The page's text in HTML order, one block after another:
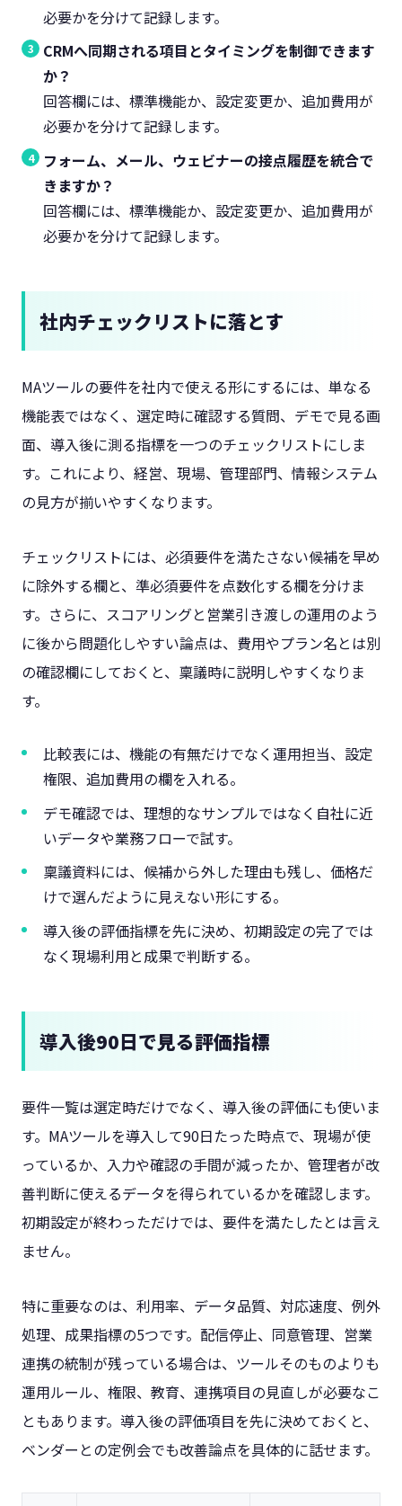
必要かを分けて記録します。
CRMへ同期される項目とタイミングを制御できます
か？
回答欄には、標準機能か、設定変更か、追加費用が
必要かを分けて記録します。
フォーム、メール、ウェビナーの接点履歴を統合で
きますか？
回答欄には、標準機能か、設定変更か、追加費用が
必要かを分けて記録します。
社内チェックリストに落とす
MAツールの要件を社内で使える形にするには、単なる
機能表ではなく、選定時に確認する質問、デモで見る画
面、導入後に測る指標を一つのチェックリストにしま
す。これにより、経営、現場、管理部門、情報システム
の見方が揃いやすくなります。
チェックリストには、必須要件を満たさない候補を早め
に除外する欄と、準必須要件を点数化する欄を分けま
す。さらに、スコアリングと営業引き渡しの運用のよう
に後から問題化しやすい論点は、費用やプラン名とは別
の確認欄にしておくと、稟議時に説明しやすくなりま
す。
比較表には、機能の有無だけでなく運用担当、設定
権限、追加費用の欄を入れる。
デモ確認では、理想的なサンプルではなく自社に近
いデータや業務フローで試す。
稟議資料には、候補から外した理由も残し、価格だ
けで選んだように見えない形にする。
導入後の評価指標を先に決め、初期設定の完了では
なく現場利用と成果で判断する。
導入後90日で見る評価指標
要件一覧は選定時だけでなく、導入後の評価にも使いま
す。MAツールを導入して90日たった時点で、現場が使
っているか、入力や確認の手間が減ったか、管理者が改
善判断に使えるデータを得られているかを確認します。
初期設定が終わっただけでは、要件を満たしたとは言え
ません。
特に重要なのは、利用率、データ品質、対応速度、例外
処理、成果指標の5つです。配信停止、同意管理、営業
連携の統制が残っている場合は、ツールそのものよりも
運用ルール、権限、教育、連携項目の見直しが必要なこ
ともあります。導入後の評価項目を先に決めておくと、
ベンダーとの定例会でも改善論点を具体的に話せます。